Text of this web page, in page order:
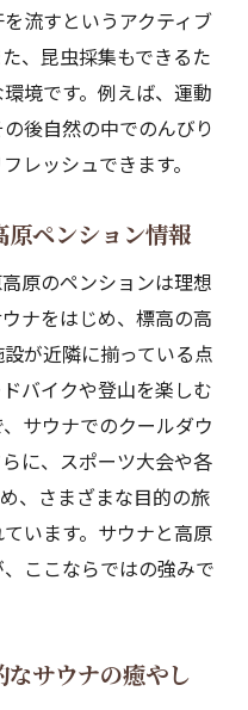
流すというアクティブ
、昆虫採集もできるた
境です。例えば、運動
後自然の中でのんびり
レッシュできます。
原ペンション情報
原のペンションは理想
ナをはじめ、標高の高
が近隣に揃っている点
バイクや登山を楽しむ
サウナでのクールダウ
に、スポーツ大会や各
、さまざまな目的の旅
います。サウナと高原
ここならではの強みで
サウナの癒やし